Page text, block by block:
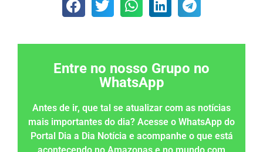
Entre no nosso Grupo no
WhatsApp
Antes de ir, que tal se atualizar com as notícias
mais importantes do dia? Acesse o WhatsApp do
Portal Dia a Dia Notícia e acompanhe o que está